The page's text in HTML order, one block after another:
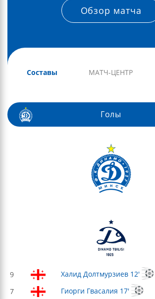
Обзор матча
Составы МАТЧ-ЦЕНТР
Голы
9
Халид Долтмурзиев 12'
7
Гиорги Гвасалия 17'